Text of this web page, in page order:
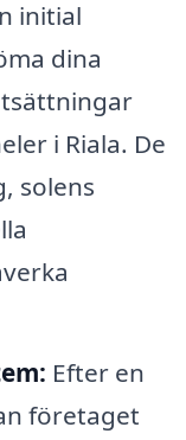
initial
dina
i Riala. De
solens
Efter en
företaget